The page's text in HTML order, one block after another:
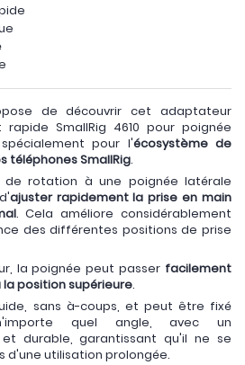
de découvrir cet adaptateur
SmallRig 4610 pour poignée
pour l'écosystème de
téléphones SmallRig.
rotation à une poignée latérale
ajuster rapidement la prise en main
. Cela améliore considérablement
des différentes positions de prise
la poignée peut passer facilement
position supérieure.
sans à-coups, et peut être fixé
quel angle, avec un
durable, garantissant qu'il ne se
d'une utilisation prolongée.